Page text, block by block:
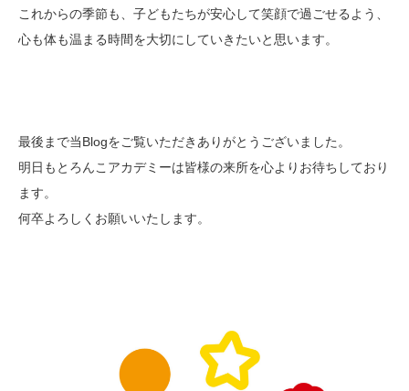
これからの季節も、子どもたちが安心して笑顔で過ごせるよう、
心も体も温まる時間を大切にしていきたいと思います。
最後まで当Blogをご覧いただきありがとうございました。
明日もとろんこアカデミーは皆様の来所を心よりお待ちしており
ます。
何卒よろしくお願いいたします。